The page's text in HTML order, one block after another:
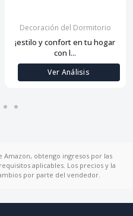
Decoración del Dormitorio
¡estilo y confort en tu hogar
con l...
Ver Análisis
Amazon, obtengo ingresos por las
aplicables. Los precios y la
por parte del vendedor.